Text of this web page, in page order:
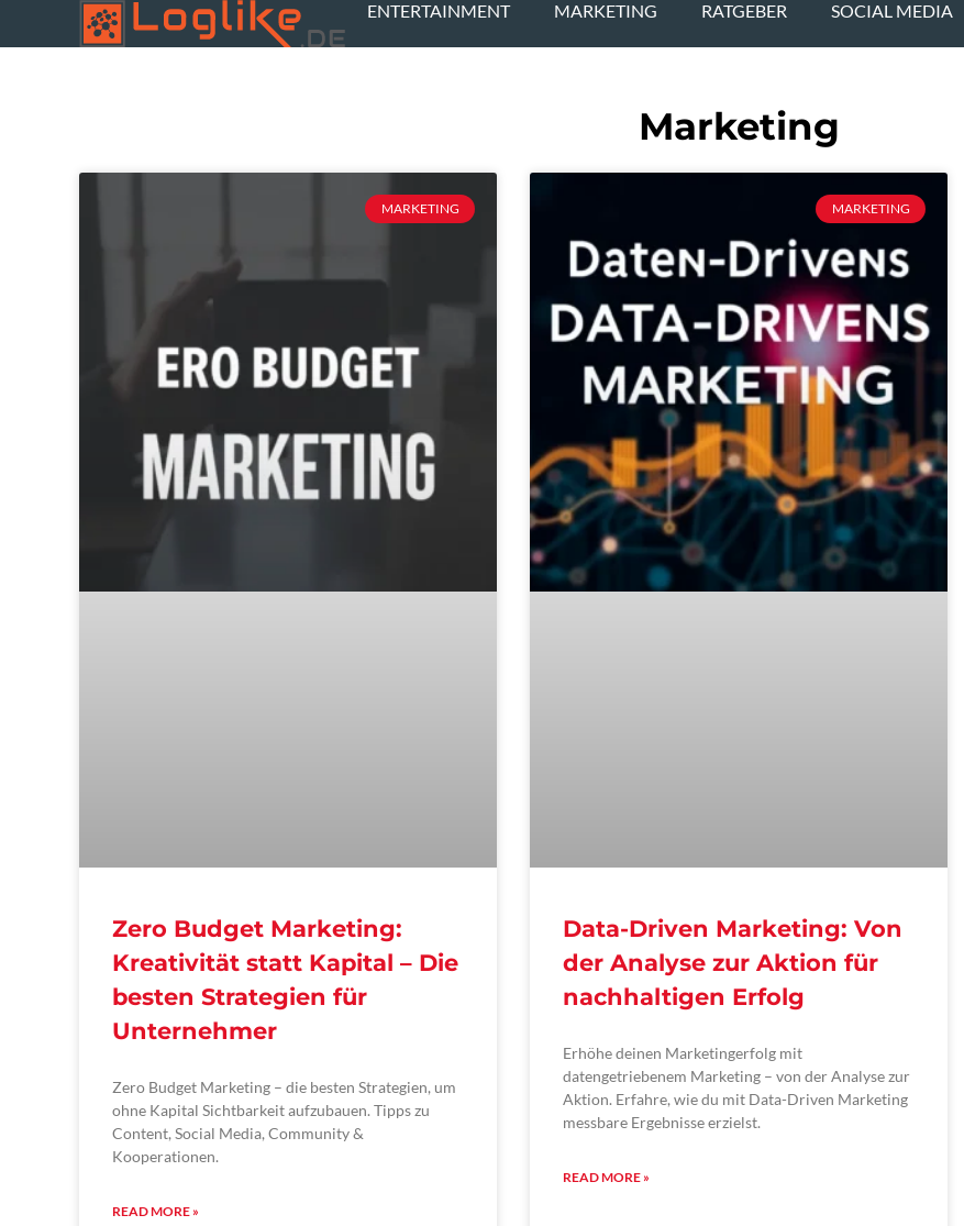
ENTERTAINMENT MARKETING RATGEBER SOCIAL MEDIA
Marketing
MARKETING
Zero Budget Marketing:
Kreativität statt Kapital – Die
besten Strategien für
Unternehmer
Zero Budget Marketing – die besten Strategien, um
ohne Kapital Sichtbarkeit aufzubauen. Tipps zu
Content, Social Media, Community &
Kooperationen.
READ MORE »
MARKETING
Data-Driven Marketing: Von
der Analyse zur Aktion für
nachhaltigen Erfolg
Erhöhe deinen Marketingerfolg mit
datengetriebenem Marketing – von der Analyse zur
Aktion. Erfahre, wie du mit Data-Driven Marketing
messbare Ergebnisse erzielst.
READ MORE »